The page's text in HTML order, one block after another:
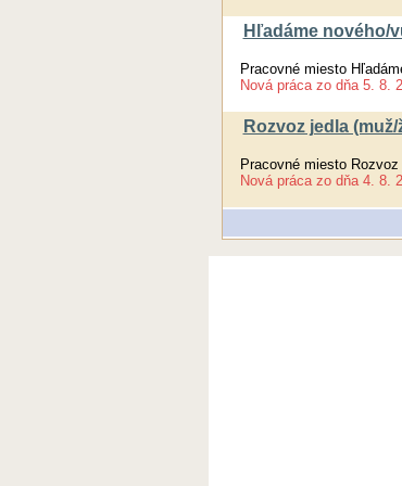
Hľadáme nového/
Pracovné miesto
Nová práca zo dňa 5. 8.
Rozvoz jedla (muž/
Pracovné miesto
Nová práca zo dňa 4. 8.